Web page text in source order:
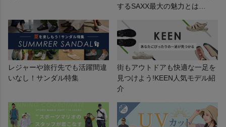
するSAXX最大の魅力とは…
レジャーや旅行先でも活躍間違
いなし！サンダル特集
街もアウトドアも快適な一足を
見つけよう!KEEN人気モデル紹
介